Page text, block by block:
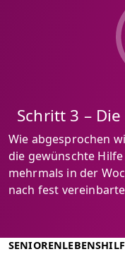
Schritt 3 –
Wie abgesprochen
die gewünschte
mehrmals in der
nach fest